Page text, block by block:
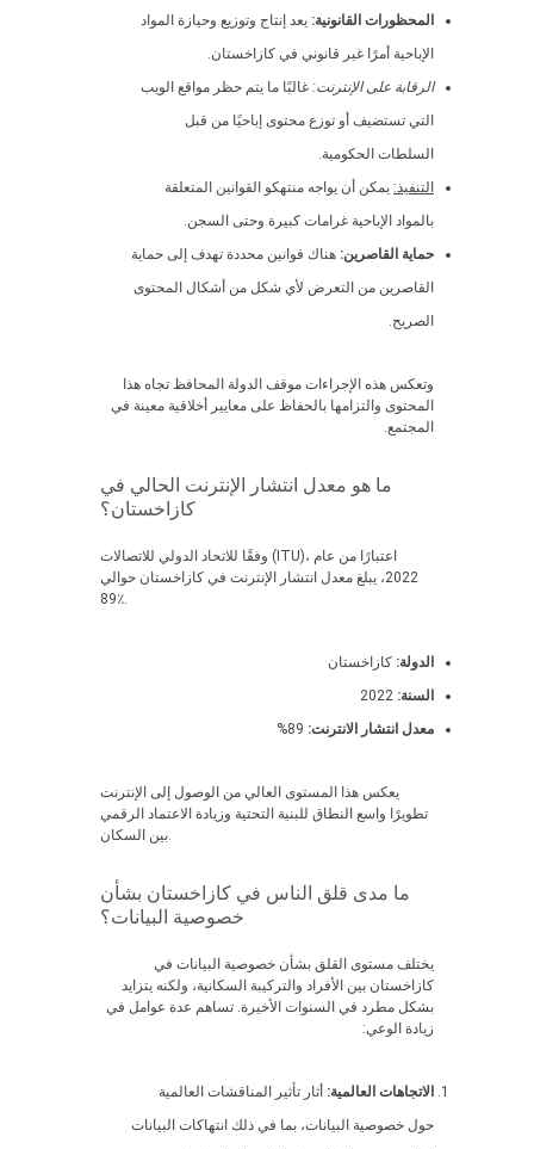
المحظورات القانونية: يعد إنتاج وتوزيع وحيازة المواد
الإباحية أمرًا غير قانوني في كازاخستان.
الرقابة على الإنترنت: غالبًا ما يتم حظر مواقع الويب
التي تستضيف أو توزع محتوى إباحيًا من قبل
السلطات الحكومية.
التنفيذ: يمكن أن يواجه منتهكو القوانين المتعلقة
بالمواد الإباحية غرامات كبيرة وحتى السجن.
حماية القاصرين: هناك قوانين محددة تهدف إلى حماية
القاصرين من التعرض لأي شكل من أشكال المحتوى
الصريح.
وتعكس هذه الإجراءات موقف الدولة المحافظ تجاه هذا
المحتوى والتزامها بالحفاظ على معايير أخلاقية معينة في
المجتمع.
ما هو معدل انتشار الإنترنت الحالي في
كازاخستان؟
وفقًا للاتحاد الدولي للاتصالات (ITU)، اعتبارًا من عام
2022، يبلغ معدل انتشار الإنترنت في كازاخستان حوالي
89٪.
الدولة: كازاخستان
السنة:
معدل انتشار الانترنت:
يعكس هذا المستوى العالي من الوصول إلى الإنترنت
تطويرًا واسع النطاق للبنية التحتية وزيادة الاعتماد الرقمي
بين السكان.
ما مدى قلق الناس في كازاخستان بشأن
خصوصية البيانات؟
يختلف مستوى القلق بشأن خصوصية البيانات في
كازاخستان بين الأفراد والتركيبة السكانية، ولكنه يتزايد
بشكل مطرد في السنوات الأخيرة. تساهم عدة عوامل في
زيادة الوعي:
الاتجاهات العالمية: أثار تأثير المناقشات العالمية
حول خصوصية البيانات، بما في ذلك انتهاكات البيانات